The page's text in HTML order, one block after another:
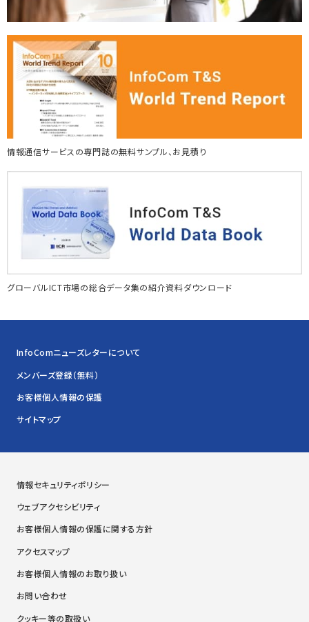
情報通信サービスの専門誌の無料サンプル、お見積り
グローバルICT市場の総合データ集の紹介資料ダウンロード
InfoComニューズレターについて
メンバーズ登録（無料）
お客様個人情報の保護
サイトマップ
情報セキュリティポリシー
ウェブアクセシビリティ
お客様個人情報の保護に関する方針
アクセスマップ
お客様個人情報のお取り扱い
お問い合わせ
クッキー等の取扱い